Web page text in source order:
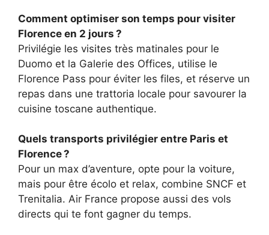
Comment optimiser son temps pour visiter
Florence en 2 jours ?
Privilégie les visites très matinales pour le
Duomo et la Galerie des Offices, utilise le
Florence Pass pour éviter les files, et réserve un
repas dans une trattoria locale pour savourer la
cuisine toscane authentique.
Quels transports privilégier entre Paris et
Florence ?
Pour un max d’aventure, opte pour la voiture,
mais pour être écolo et relax, combine SNCF et
Trenitalia. Air France propose aussi des vols
directs qui te font gagner du temps.